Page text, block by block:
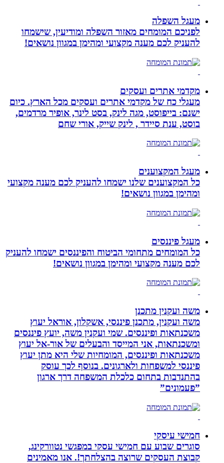
מעגל השפלה
לפניכם המומחים מאזור השפלה ומודיעין, שישמחו
להעניק לכם מענה מקצועי ומהימן במגוון נושאים!
מקדמי אתרים ועסקים
מעגלי כח של מקדמי אתרים ועסקים מכל הארץ. כיום
ישנם: בייפוסט, מגה לינק, בסט לינר, אופיר מרדמים,
בוסט, ענת סיידר , לינק שייק, אורי שחם
מעגל המקצוענים
כל המקצוענים שלנו ישמחו להעניק לכם מענה מקצועי
ומהימן במגוון נושאים!
מעגל פיננסים
כל המומחים מתחומי הביטוח והפיננסים ישמחו להעניק
לכם מענה מקצועי ומהימן במגוון נושאים!
משה ועקנין מתכנן
משה ועקנין, מתכנן פיננסי, אשקלון, אוראל יעוץ
משכנתאות ופיננסים. שמי ועקנין משה, יועץ פיננסים
ומשכנתאות, אני המייסד והבעלים של אור-אל יעוץ
משכנתאות ופיננסים, המומחיות שלי היא מתן יעוץ
פיננסי למשפחות ולארגונים. בנוסף לכך עוסק
בהתנדבות בתחום כלכלת המשפחה דרך ארגון
”פעמונים”
חמישי עיסקי
סוגרים שבוע עם חמישי עסקי במפגשי נטוורקינג,
קבוצת העסקים שרוצה בהצלחתך!. אנו מאמינים